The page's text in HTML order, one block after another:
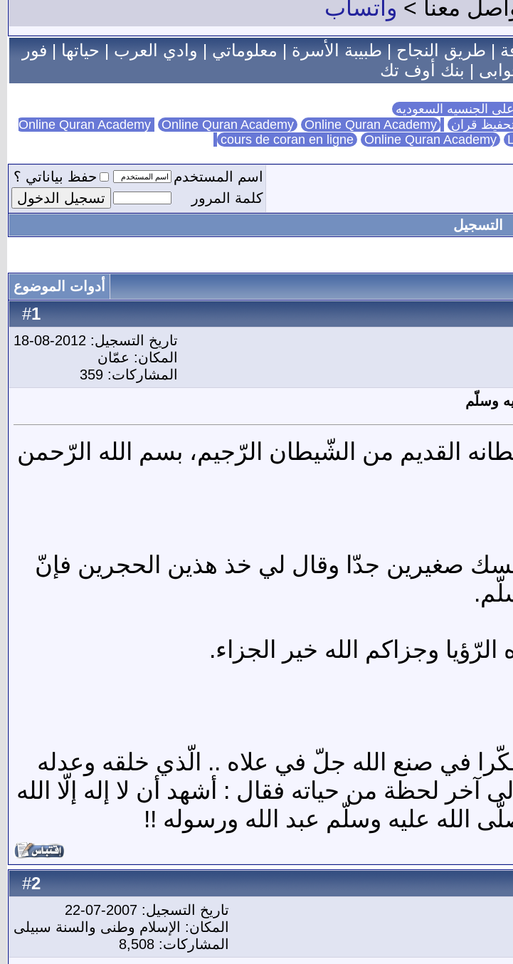
معنا > واتساب
|طريق النجاح|طبيبة الأسرة|معلوماتي|وادي العرب|حياتها|فور
| بنك أوف تك
الجنسيه السعوديه
تحفيظ قران Online Quran Academy Online Quran Academy
cours de coran en ligne Online Quran Academy
اسم المستخدم
حفظ بياناتي ؟
كلمة المرور
التسجيل
أدوات الموضوع
#
1
تاريخ التسجيل: 2012-08-18
المكان: عمّان
المشاركات: 359
وسلّم
القديم من الشّيطان الرّجيم، بسم الله الرّحمن
مسك صغيرين جدّا وقال لي خذ هذين الحجرين فإنّ
وجزاكم الله خير الجزاء.
في صنع الله جلّ في علاه .. الّذي خلقه وعدله
آخر لحظة من حياته فقال : أشهد أن لا إله إلّا الله
الله عليه وسلّم عبد الله ورسوله !!
#
2
تاريخ التسجيل: 2007-07-22
المكان: الإسلام وطنى والسنة سبيلى
المشاركات: 8,508